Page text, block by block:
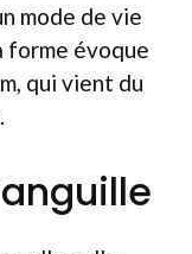
mode de vie
forme évoque
qui vient du